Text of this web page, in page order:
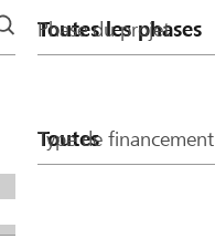
Phase du projet
Type de financement